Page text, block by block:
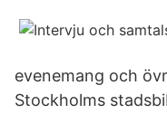
evenemang och
Stockholms